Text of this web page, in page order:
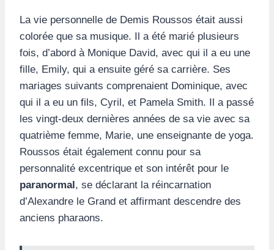
La vie personnelle de Demis Roussos était aussi
colorée que sa musique. Il a été marié plusieurs
fois, d’abord à Monique David, avec qui il a eu une
fille, Emily, qui a ensuite géré sa carrière. Ses
mariages suivants comprenaient Dominique, avec
qui il a eu un fils, Cyril, et Pamela Smith. Il a passé
les vingt-deux dernières années de sa vie avec sa
quatrième femme, Marie, une enseignante de yoga.
Roussos était également connu pour sa
personnalité excentrique et son intérêt pour le
paranormal, se déclarant la réincarnation
d’Alexandre le Grand et affirmant descendre des
anciens pharaons.